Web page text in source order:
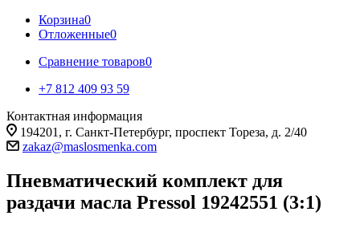
Корзина0
Отложенные0
Сравнение товаров0
+7 812 409 93 59
Контактная информация
194201, г. Санкт-Петербург, проспект Тореза, д. 2/40
zakaz@maslosmenka.com
Пневматический комплект для
раздачи масла Pressol 19242551 (3:1)